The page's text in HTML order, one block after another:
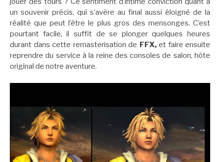
un souvenir précis, qui s’avère au final aussi éloigné de la
réalité que peut l’être le plus gros des mensonges. C’est
pourtant facile, il suffit de se plonger quelques heures
durant dans cette remasterisation de FFX,et faire ensuite
reprendre du service à la reine des consoles de salon, hôte
original de notre aventure.